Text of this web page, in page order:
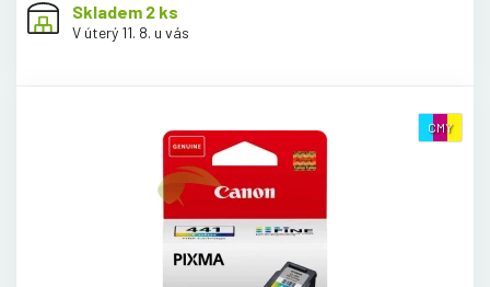
Skladem 2 ks
V úterý 11. 8. u vás
CMY